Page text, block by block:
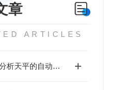
章
ARTICLES
日本AND分析天平的自动化功能与操作简化